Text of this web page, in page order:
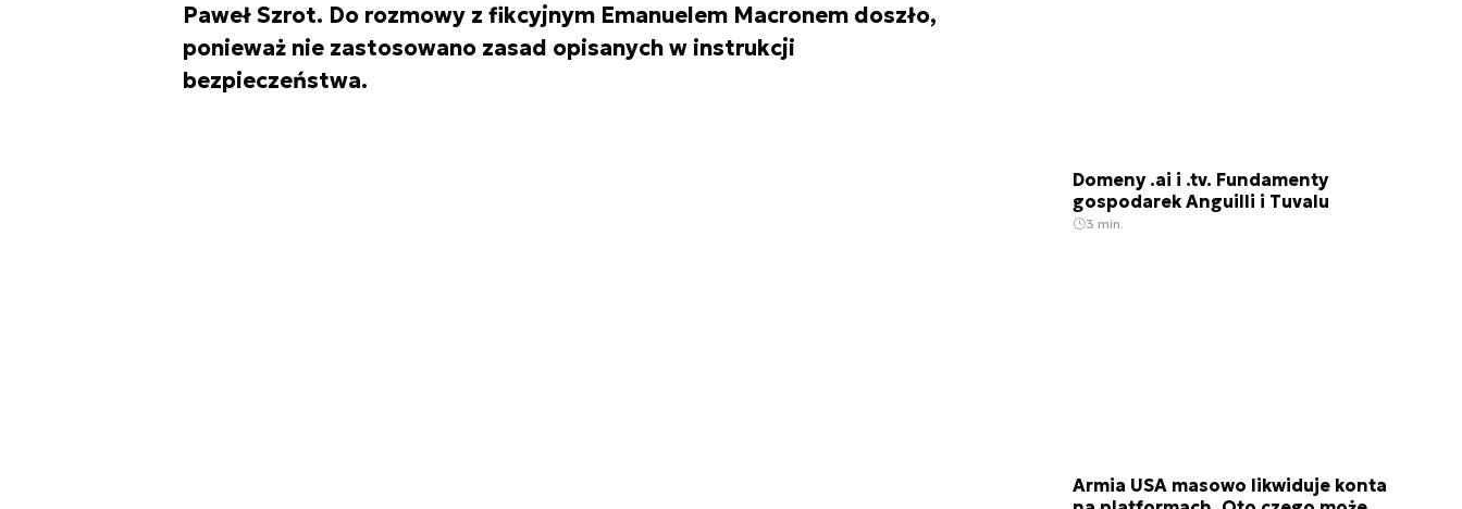
Paweł Szrot. Do rozmowy z fikcyjnym Emanuelem Macronem doszło,
ponieważ nie zastosowano zasad opisanych w instrukcji
bezpieczeństwa.
Domeny .ai i .tv. Fundamenty
gospodarek Anguilli i Tuvalu
3 min.
Armia USA masowo likwiduje konta